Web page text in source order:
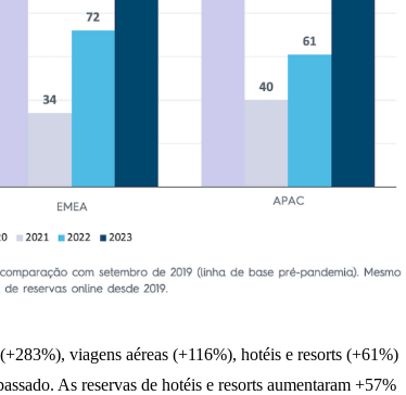
viagens aéreas (+116%), hotéis e resorts (+61%)
As reservas de hotéis e resorts aumentaram +57%